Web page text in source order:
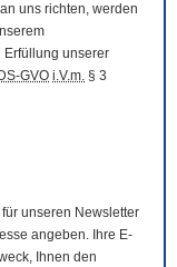
uns richten, werden
Erfüllung unserer
DS-GVO i.V.m. § 3
unseren Newsletter
angeben. Ihre E-
Ihnen den